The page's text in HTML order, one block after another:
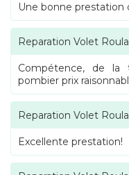
Une bonne prestation
Reparation Volet
Compétence, de la
pombier prix
Reparation Volet
Excellente prestation!